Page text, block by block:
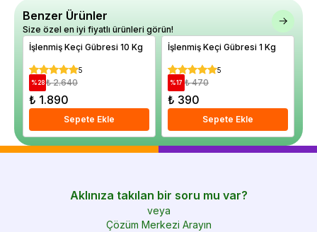
Benzer Ürünler
Size özel en iyi fiyatlı ürünleri görün!
İşlenmiş Keçi Gübresi 10 Kg
5
%28 ₺ 2.640
₺ 1.890
Sepete Ekle
İşlenmiş Keçi Gübresi 1 Kg
5
%17 ₺ 470
₺ 390
Sepete Ekle
Aklınıza takılan bir soru mu var?
veya
Çözüm Merkezi Arayın